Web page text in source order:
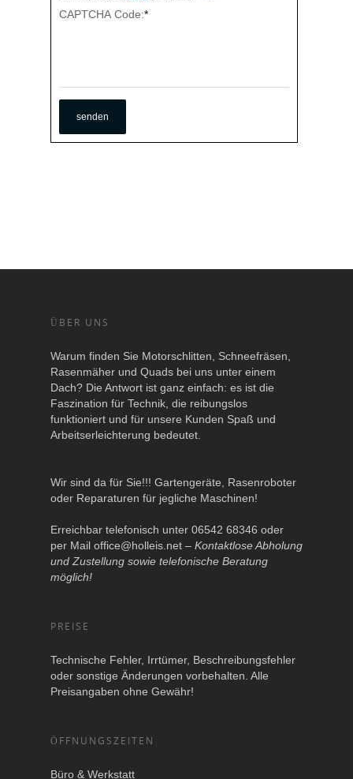
CAPTCHA Code:*
ÜBER UNS
Warum finden Sie Motorschlitten, Schneefräsen,
Rasenmäher und Quads bei uns unter einem
Dach? Die Antwort ist ganz einfach: es ist die
Faszination für Technik, die reibungslos
funktioniert und für unsere Kunden Spaß und
Arbeitserleichterung bedeutet.
Wir sind da für Sie!!! Gartengeräte, Rasenroboter
oder Reparaturen für jegliche Maschinen!
Erreichbar telefonisch unter 06542 68346 oder
per Mail office@holleis.net – Kontaktlose Abholung
und Zustellung sowie telefonische Beratung
möglich!
PREISE
Technische Fehler, Irrtümer, Beschreibungsfehler
oder sonstige Änderungen vorbehalten. Alle
Preisangaben ohne Gewähr!
ÖFFNUNGSZEITEN
Büro & Werkstatt